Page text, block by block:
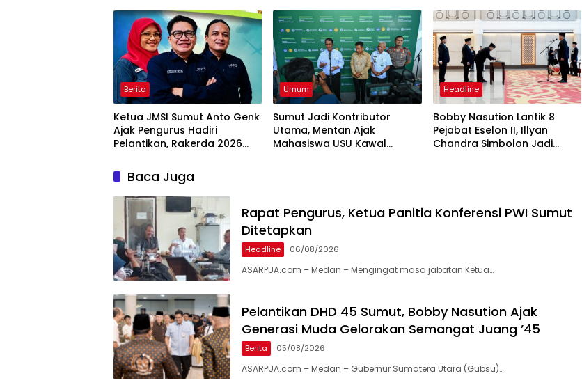
Berita
Ketua JMSI Sumut Anto Genk
Ajak Pengurus Hadiri
Pelantikan, Rakerda 2026
Umum
Sumut Jadi Kontributor
Utama, Mentan Ajak
Mahasiswa USU Kawal
Headline
Bobby Nasution Lantik 8
Pejabat Eselon II, Illyan
Chandra Simbolon Jadi
Baca Juga
Rapat Pengurus, Ketua Panitia Konferensi PWI Sumut
Ditetapkan
Headline 06/08/2026
ASARPUA.com – Medan – Mengingat masa jabatan Ketua…
Pelantikan DHD 45 Sumut, Bobby Nasution Ajak
Generasi Muda Gelorakan Semangat Juang ’45
Berita 05/08/2026
ASARPUA.com – Medan – Gubernur Sumatera Utara (Gubsu)…